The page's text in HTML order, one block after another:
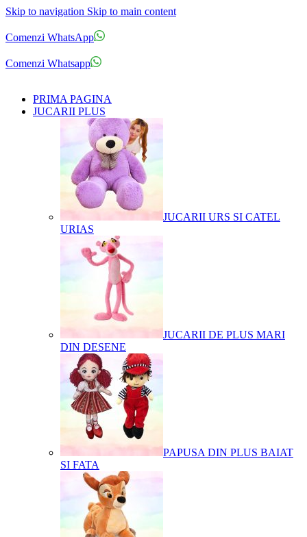
Skip to navigation Skip to main content
Comenzi WhatsApp
Comenzi Whatsapp
PRIMA PAGINA
JUCARII PLUS
JUCARII URS SI CATEL
URIAS
JUCARII DE PLUS MARI
DIN DESENE
PAPUSA DIN PLUS BAIAT
SI FATA